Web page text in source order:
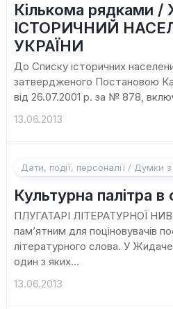
Кількома рядками
ІСТОРИЧНИЙ
УКРАЇНИ
До Списку історичних
затвердженого Постановою
від 26.07.2001 р. за № 878,
13.06.2013
Дати, події, персоналії / Думки
Культурна палітра в
ПЛУГАТАРІ ЛІТЕРАТУРНОЇ
пам’ятним для поціновувачів
літературного слова. У
один з яких...
13.06.2013